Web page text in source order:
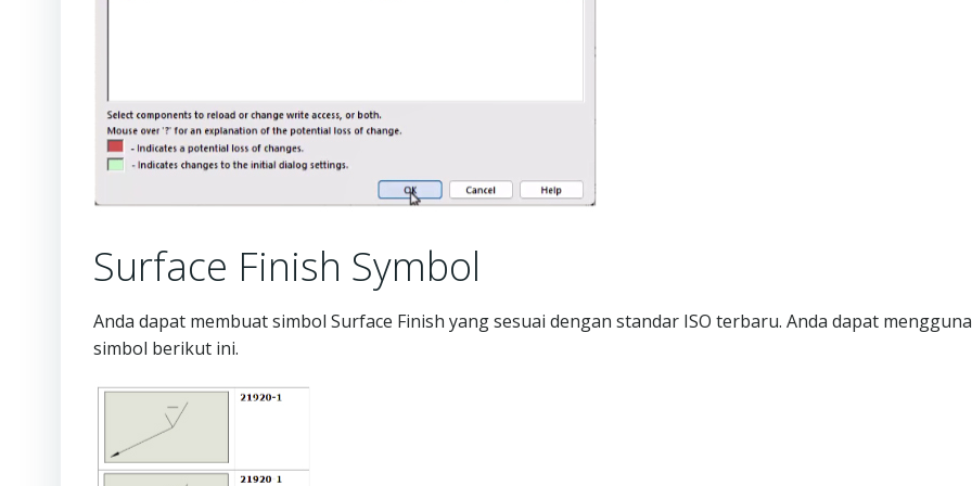
Surface Finish Symbol
Anda dapat membuat simbol Surface Finish yang sesuai dengan standar ISO terbaru. Anda dapat
simbol berikut ini.